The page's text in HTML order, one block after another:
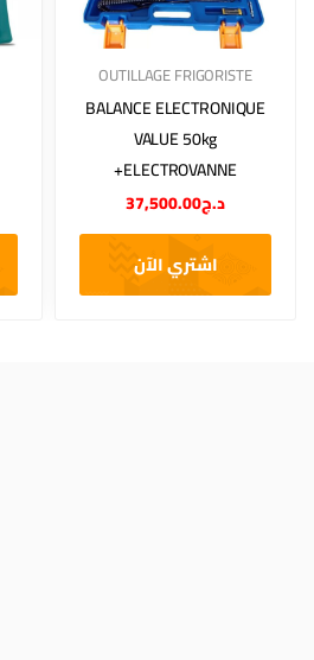
OUTILLAGE FRIGORISTE
BALANCE ELECTRONIQUE
VALUE 50kg
+ELECTROVANNE
د.ج37,500.00
اشتري الآن